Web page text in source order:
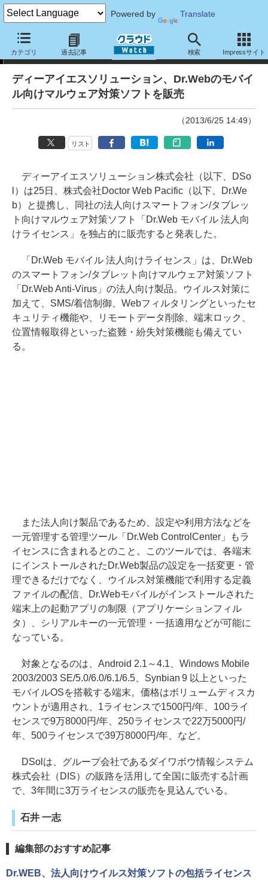
Powered by Translate
カテゴリ 過去記事 検索 Impressサイト
ニュース
ディーアイエスソリューション、Dr.Webのモバイ
ル向けマルウェア対策ソフトを販売
（2013/6/25 14:49）
リスト
ディーアイエスソリューション株式会社（以下、DSo
l）は25日、株式会社Doctor Web Pacific（以下、Dr.We
b）と提携し、同社の法人向けスマートフォン/タブレッ
ト向けマルウェア対策ソフト「Dr.Web モバイル 法人向
けライセンス」を独占的に販売すると発表した。
「Dr.Web モバイル 法人向けライセンス」は、Dr.Web
のスマートフォン/タブレット向けマルウェア対策ソフト
「Dr.Web Anti-Virus」の法人向け製品。ウイルス対策に
加えて、SMS/着信制御、Webフィルタリングといったセ
キュリティ機能や、リモートデータ削除、端末ロック、
位置情報取得といった盗難・紛失対策機能も備えてい
る。
また法人向け製品であるため、設定や利用方法などを
一元管理する管理ツール「Dr.Web ControlCenter」もラ
イセンスに含まれるとのこと。このツールでは、各端末
にインストールされたDr.Web製品の設定を一括変更・管
理できるだけでなく、ウイルス対策機能で利用する定義
ファイルの配信、Dr.Webモバイルがインストールされた
端末上の起動アプリの制限（アプリケーションフィル
タ）、シリアルキーの一元管理・一括適用などが可能に
なっている。
対象となるのは、Android 2.1～4.1、Windows Mobile
2003/2003 SE/5.0/6.0/6.1/6.5、Synbian 9 以上といった
モバイルOSを搭載する端末。価格はボリュームディスカ
ウントが適用され、1ライセンスで1500円/年、100ライ
センスで9万8000円/年、250ライセンスで22万5000円/
年、500ライセンスで39万8000円/年、など。
DSolは、グループ会社であるダイワボウ情報システム
株式会社（DIS）の販路を活用して全国に販売する計画
で、3年間に3万ライセンスの販売を見込んでいる。
石井 一志
編集部のおすすめ記事
Dr.WEB、法人向けウイルス対策ソフトの包括ライセンス